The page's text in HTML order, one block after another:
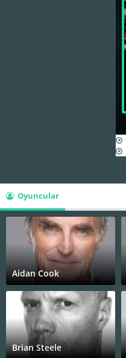
Oyuncular
Aidan Cook
Brian Steele